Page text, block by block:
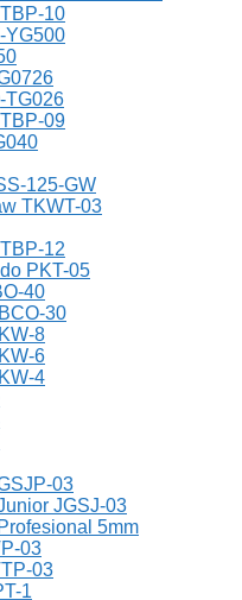
10
YG500
TG026
09
125-GW
TKWT-03
12
PKT-05
40
30
8
6
4
03
JGSJ-03
5mm
03
03
1